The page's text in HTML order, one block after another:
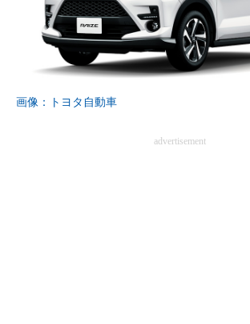
画像：トヨタ自動車
advertisement